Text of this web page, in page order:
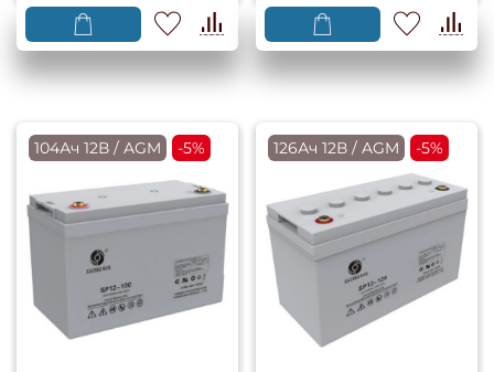
104Ач 12В / AGM -5% 126Ач 12В / AGM -5%